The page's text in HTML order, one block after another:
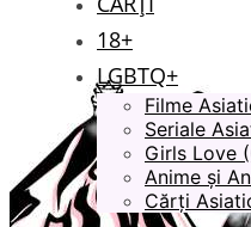
18+
LGBTQ+
Filme
Seriale
Girls Love
Anime și
Cărți